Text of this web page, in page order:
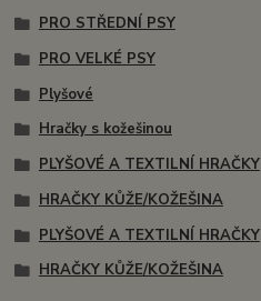
PRO STŘEDNÍ PSY
PRO VELKÉ PSY
Plyšové
Hračky s kožešinou
PLYŠOVÉ A TEXTILNÍ HRAČKY
HRAČKY KŮŽE/KOŽEŠINA
PLYŠOVÉ A TEXTILNÍ HRAČKY
HRAČKY KŮŽE/KOŽEŠINA